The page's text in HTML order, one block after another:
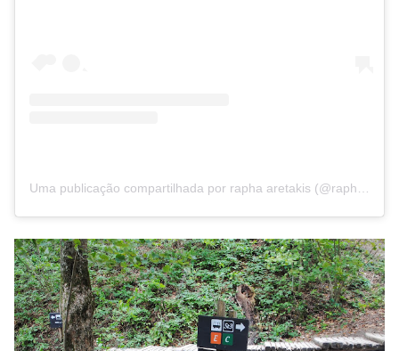
Uma publicação compartilhada por rapha aretakis (@raphanomundo)